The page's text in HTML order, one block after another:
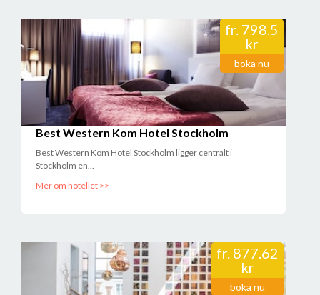
god mat!
//Gunnar Bergström
2017-09-13 06:17:46
Utmärkt kursgård
//Mats Linander
2017-09-12 16:01:32
Som vanligt hur bra som helst från personal, mat och rum.
Återkommer gärna fler gånger.
//Anders Lundin
2017-09-02 06:29:07
fr. 798.5
kr
boka nu
Best Western Kom Hotel Stockholm
Best Western Kom Hotel Stockholm ligger centralt i
Stockholm en...
Mer om hotellet >>
fr. 877.62
kr
boka nu